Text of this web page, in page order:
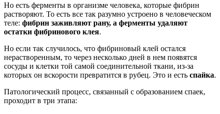
Но есть ферменты в организме человека, которые фибрин
растворяют. То есть все так разумно устроено в человеческом
теле: фибрин заживляют рану, а ферменты удаляют
остатки фибринового клея.
Но если так случилось, что фибриновый клей остался
нерастворенным, то через несколько дней в нем появятся
сосуды и клетки той самой соединительной ткани, из-за
которых он вскорости превратится в рубец. Это и есть спайка.
Патологический процесс, связанный с образованием спаек,
проходит в три этапа: